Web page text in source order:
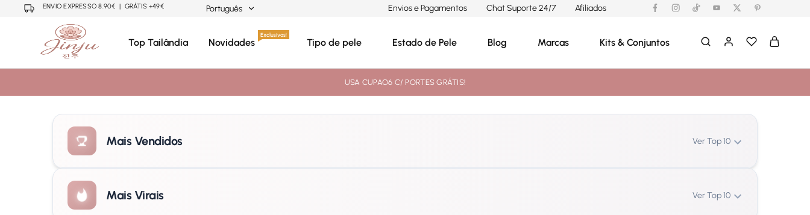
ENVIO EXPRESSO 8.90€ | GRÁTIS +49€ Português Envios e Pagamentos Chat Suporte 24/7 Afiliados
Neuza
Mariano
Cosmética
Coreana,
Japonesa,
Top Tailândia Novidades
Exclusivas!
Tipo de pele Estado de Pele Blog Marcas Kits & Conjuntos
USA CUPAO6 C/ PORTES GRÁTIS!
Mais Vendidos Ver Top 10
Mais Virais Ver Top 10